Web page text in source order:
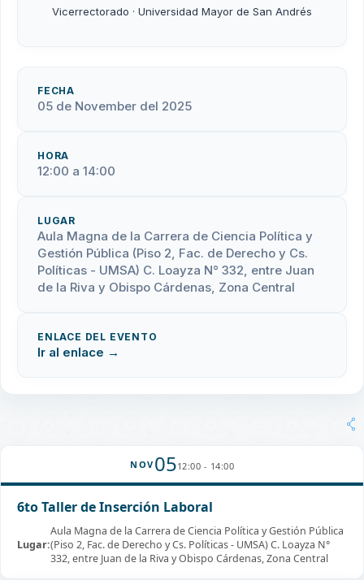
Vicerrectorado · Universidad Mayor de San Andrés
FECHA
05 de November del 2025
HORA
12:00 a 14:00
LUGAR
Aula Magna de la Carrera de Ciencia Política y
Gestión Pública (Piso 2, Fac. de Derecho y Cs.
Políticas - UMSA) C. Loayza N° 332, entre Juan
de la Riva y Obispo Cárdenas, Zona Central
ENLACE DEL EVENTO
Ir al enlace →
NOV 0512:00 - 14:00
6to Taller de Inserción Laboral
Lugar:
Aula Magna de la Carrera de Ciencia Política y Gestión Pública
(Piso 2, Fac. de Derecho y Cs. Políticas - UMSA) C. Loayza N°
332, entre Juan de la Riva y Obispo Cárdenas, Zona Central